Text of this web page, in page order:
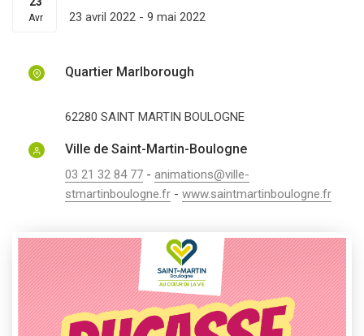
Avr 23 avril 2022 - 9 mai 2022
Quartier Marlborough
62280 SAINT MARTIN BOULOGNE
Ville de Saint-Martin-Boulogne
03 21 32 84 77 - animations@ville-
stmartinboulogne.fr - www.saintmartinboulogne.fr